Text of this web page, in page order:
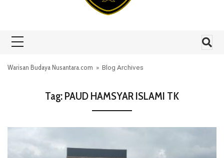
Warisan Budaya Nusantara.com » Blog Archives
Tag:PAUD HAMSYAR ISLAMI TK